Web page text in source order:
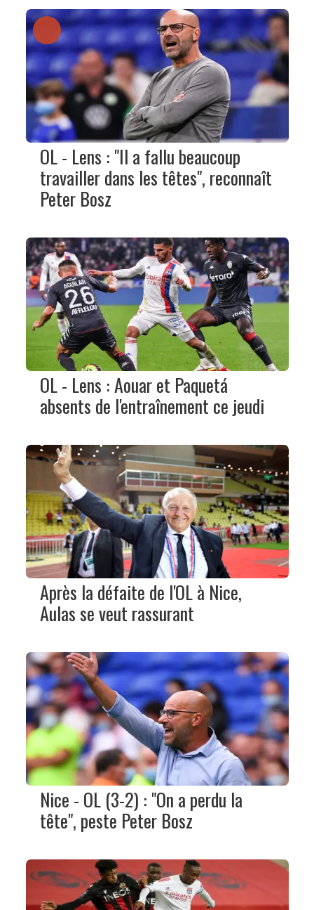
OL - Lens : "Il a fallu beaucoup
travailler dans les têtes", reconnaît
Peter Bosz
OL - Lens : Aouar et Paquetá
absents de l'entraînement ce jeudi
Après la défaite de l'OL à Nice,
Aulas se veut rassurant
Nice - OL (3-2) : "On a perdu la
tête", peste Peter Bosz